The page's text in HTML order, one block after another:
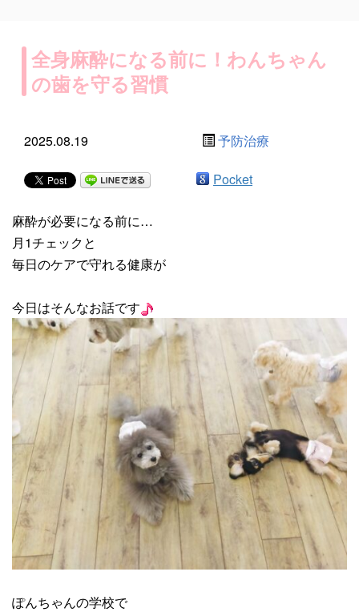
全身麻酔になる前に！わんちゃん
の歯を守る習慣
2025.08.19 予防治療
Pocket
麻酔が必要になる前に…
月1チェックと
毎日のケアで守れる健康が
今日はそんなお話です
ぽんちゃんの学校で